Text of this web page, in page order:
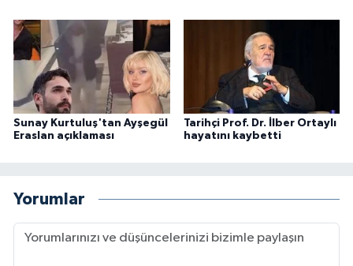
Sunay Kurtuluş'tan Ayşegül
Eraslan açıklaması
Tarihçi Prof. Dr. İlber Ortaylı
hayatını kaybetti
Yorumlar